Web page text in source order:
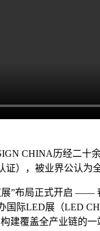
CHINA历经二十
证），被业界公认为
”布局正式开启 ——
国际LED展（LED
建覆盖全产业链的